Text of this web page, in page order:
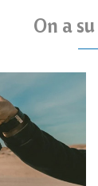
On a